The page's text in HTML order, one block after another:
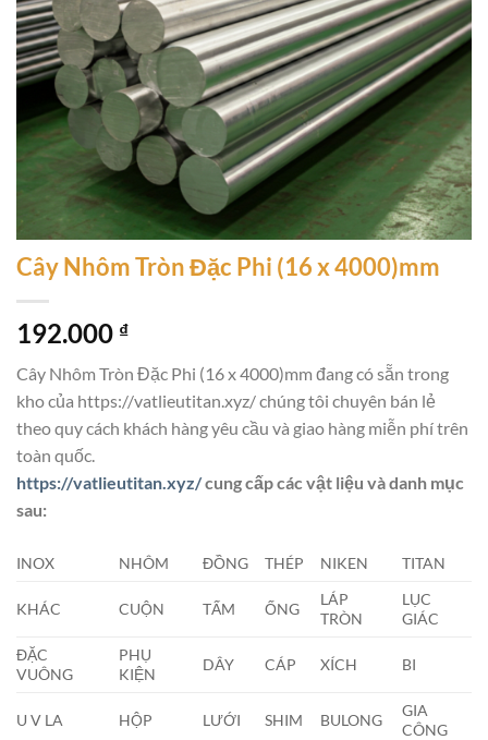
Cây Nhôm Tròn Đặc Phi (16 x 4000)mm
192.000 ₫
Cây Nhôm Tròn Đặc Phi (16 x 4000)mm đang có sẵn trong
kho của https://vatlieutitan.xyz/ chúng tôi chuyên bán lẻ
theo quy cách khách hàng yêu cầu và giao hàng miễn phí trên
toàn quốc.
https://vatlieutitan.xyz/cung cấp các vật liệu và danh mục
sau:
INOX NHÔM ĐỒNG THÉP NIKEN TITAN
KHÁC CUỘN TẤM ỐNG
LÁP
TRÒN
LỤC
GIÁC
ĐẶC
VUÔNG
PHỤ
KIỆN
DÂY CÁP XÍCH BI
U V LA HỘP LƯỚI SHIM BULONG
GIA
CÔNG